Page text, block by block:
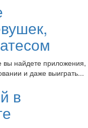
вы найдете приложения,
и даже выиграть...
в